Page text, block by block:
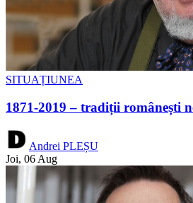
SITUAȚIUNEA
1871-2019 – tradiții românești
Andrei PLEȘU
Joi, 06 Aug